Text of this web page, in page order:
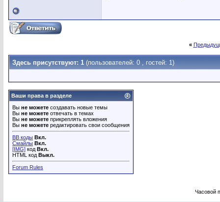
«
Здесь присутствуют: 1 (пользователей: 0 , гостей: 1)
Ваши права в разделе
Вы не можете создавать новые темы
Вы не можете отвечать в темах
Вы не можете прикреплять вложения
Вы не можете редактировать свои сообщения
BB коды Вкл.
Смайлы Вкл.
[IMG] код Вкл.
HTML код Выкл.
Forum Rules
Часовой